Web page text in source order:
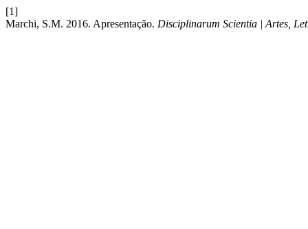
[1]
Marchi, S.M. 2016. Apresentação. Disciplinarum Scientia | Artes,